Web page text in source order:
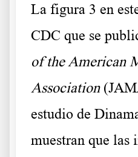
La figura 3 en
CDC que se
of the American
Association
estudio de
muestran que las